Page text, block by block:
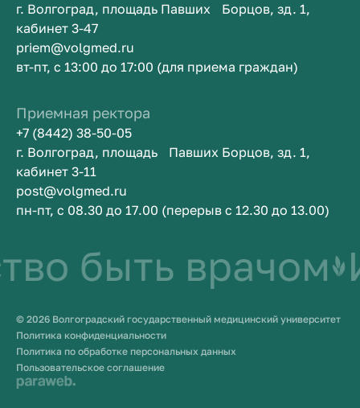
г. Волгоград, площадь Павших Борцов, зд. 1,
кабинет 3-47
priem@volgmed.ru
вт-пт, с 13:00 до 17:00 (для приема граждан)
Приемная ректора
+7 (8442) 38-50-05
г. Волгоград, площадь Павших Борцов, зд. 1,
кабинет 3-11
post@volgmed.ru
пн-пт, с 08.30 до 17.00 (перерыв с 12.30 до 13.00)
быть врачом
© 2026 Волгоградский государственный медицинский университет
Политика конфиденциальности
Политика по обработке персональных данных
Пользовательское соглашение